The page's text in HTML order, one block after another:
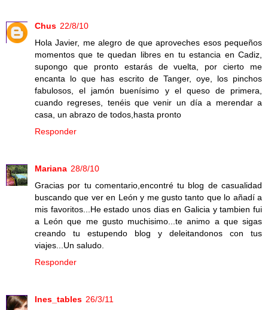
Chus 22/8/10
Hola Javier, me alegro de que aproveches esos pequeños
momentos que te quedan libres en tu estancia en Cadiz,
supongo que pronto estarás de vuelta, por cierto me
encanta lo que has escrito de Tanger, oye, los pinchos
fabulosos, el jamón buenísimo y el queso de primera,
cuando regreses, tenéis que venir un día a merendar a
casa, un abrazo de todos,hasta pronto
Responder
Mariana 28/8/10
Gracias por tu comentario,encontré tu blog de casualidad
buscando que ver en León y me gusto tanto que lo añadí a
mis favoritos...He estado unos dias en Galicia y tambien fui
a León que me gusto muchisimo...te animo a que sigas
creando tu estupendo blog y deleitandonos con tus
viajes...Un saludo.
Responder
Ines_tables 26/3/11